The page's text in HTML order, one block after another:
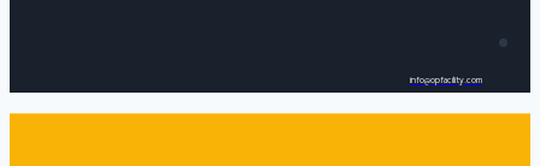
info@opfacility.com